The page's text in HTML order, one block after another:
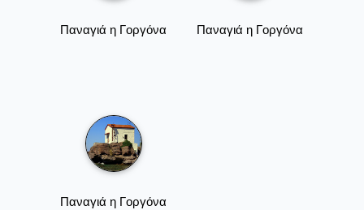
Παναγιά η Γοργόνα Παναγιά η Γοργόνα
Παναγιά η Γοργόνα